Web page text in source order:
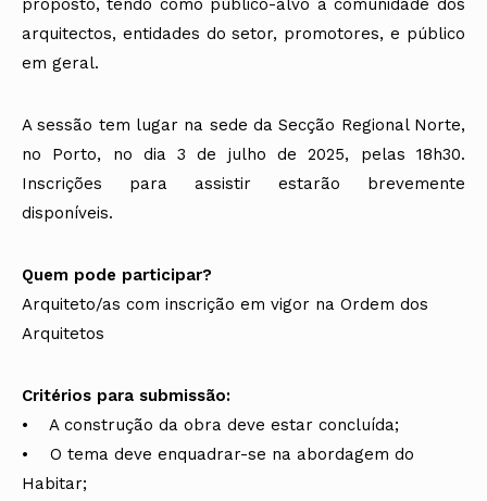
proposto, tendo como público-alvo a comunidade dos
arquitectos, entidades do setor, promotores, e público
em geral.
A sessão tem lugar na sede da Secção Regional Norte,
no Porto, no dia 3 de julho de 2025, pelas 18h30.
Inscrições para assistir estarão brevemente
disponíveis.
Quem pode participar?
Arquiteto/as com inscrição em vigor na Ordem dos
Arquitetos
Critérios para submissão:
• A construção da obra deve estar concluída;
• O tema deve enquadrar-se na abordagem do
Habitar;